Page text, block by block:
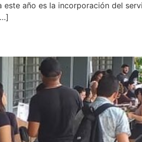
año es la incorporación del